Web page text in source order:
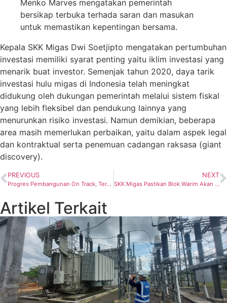
Menko Marves mengatakan pemerintah
bersikap terbuka terhada saran dan masukan
untuk memastikan kepentingan bersama.
Kepala SKK Migas Dwi Soetjipto mengatakan pertumbuhan
investasi memiliki syarat penting yaitu iklim investasi yang
menarik buat investor. Semenjak tahun 2020, daya tarik
investasi hulu migas di Indonesia telah meningkat
didukung oleh dukungan pemerintah melalui sistem fiskal
yang lebih fleksibel dan pendukung lainnya yang
menurunkan risiko investasi. Namun demikian, beberapa
area masih memerlukan perbaikan, yaitu dalam aspek legal
dan kontraktual serta penemuan cadangan raksasa (giant
discovery).
PREVIOUS
Progres Pembangunan On Track, Terminal LPG Tuban Siap Perkuat 40% Pasokan Nasional
NEXT
SKK Migas Pastikan Blok Warim Akan Ditenderkan oleh Kementerian ESDM
Artikel Terkait